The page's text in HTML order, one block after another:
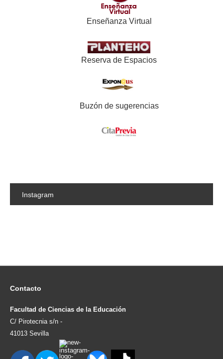
Enseñanza Virtual
Reserva de Espacios
Buzón de sugerencias
Instagram
Contacto
Facultad de Ciencias de la Educación
C/ Pirotecnia s/n -
41013 Sevilla